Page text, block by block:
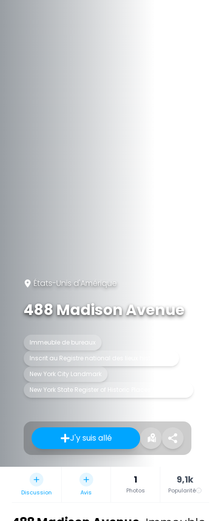
États-Unis d'Amérique
488 Madison Avenue
Immeuble de bureaux
Inscrit au Registre national des lieux historiques
New York City Landmark
New York State Register of Historic Places listed place
J'y suis allé
Discussion Avis
1
Photos
9,1k
Popularité